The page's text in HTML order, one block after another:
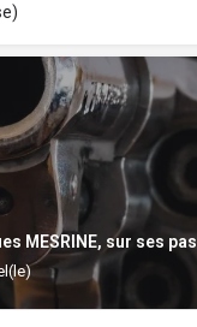
MESRINE, sur ses pas